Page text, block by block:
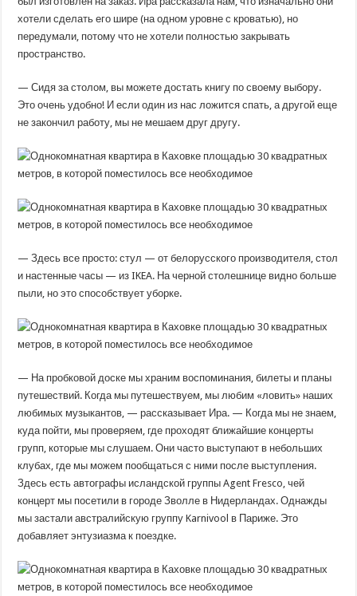
хотели сделать его шире (на одном уровне с кроватью), но
передумали, потому что не хотели полностью закрывать
пространство.
— Сидя за столом, вы можете достать книгу по своему выбору.
Это очень удобно! И если один из нас ложится спать, а другой еще
не закончил работу, мы не мешаем друг другу.
— Здесь все просто: стул — от белорусского производителя, стол
и настенные часы — из IKEA. На черной столешнице видно больше
пыли, но это способствует уборке.
— На пробковой доске мы храним воспоминания, билеты и планы
путешествий. Когда мы путешествуем, мы любим «ловить» наших
любимых музыкантов, — рассказывает Ира. — Когда мы не знаем,
куда пойти, мы проверяем, где проходят ближайшие концерты
групп, которые мы слушаем. Они часто выступают в небольших
клубах, где мы можем пообщаться с ними после выступления.
Здесь есть автографы исландской группы Agent Fresco, чей
концерт мы посетили в городе Зволле в Нидерландах. Однажды
мы застали австралийскую группу Karnivool в Париже. Это
добавляет энтузиазма к поездке.